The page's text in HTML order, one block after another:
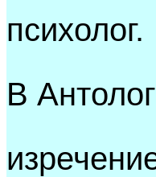
психолог.
В